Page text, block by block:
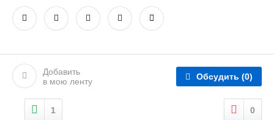
Добавить
в мою ленту
Обсудить (0)
1 0